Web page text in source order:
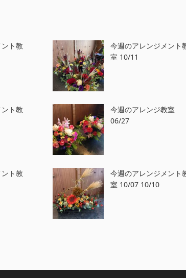
ト教
今週のアレンジメント
室 10/11
ト教
今週のアレンジ教室
06/27
ト教
今週のアレンジメント
室 10/07 10/10